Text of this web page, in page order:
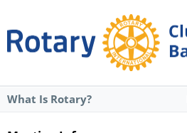
What Is Rotary?